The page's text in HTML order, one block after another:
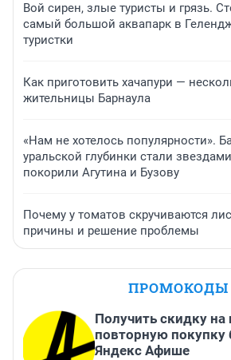
Вой сирен, злые туристы и грязь.
самый большой аквапарк в
туристки
Как приготовить хачапури —
жительницы Барнаула
«Нам не хотелось популярности».
уральской глубинки стали
покорили Агутина и Бузову
Почему у томатов скручиваются
причины и решение проблемы
ПРОМОКОДЫ
Получить скидку на
повторную покупку
Яндекс Афише